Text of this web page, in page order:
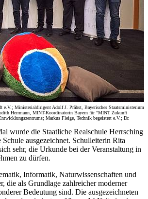
Ministerialdirigent Adolf J. Präbst, Bayerisches Staatsministerium
Herrmann, MINT-Koordinatorin Bayern für "MINT Zukunft
Markus Fleige, Technik begeistert e.V.; Dr.
wurde die Staatliche Realschule Herrsching
ausgezeichnet. Schulleiterin Rita
sehr, die Urkunde bei der Veranstaltung in
zu dürfen.
Informatik, Naturwissenschaften und
die als Grundlage zahlreicher moderner
Bedeutung sind. Die ausgezeichneten